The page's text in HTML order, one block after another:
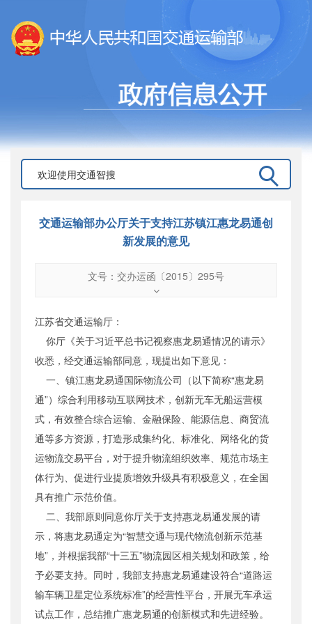
交通运输部办公厅关于支持江苏镇江惠龙易通创
新发展的意见
文号：交办运函〔2015〕295号
交办运函〔2015〕295号
公开日期：2015年07月27日
主题词：
创新发展;意见
机构分类：运输服务司
主题分类：其他
公文类型：部办公厅函
江苏省交通运输厅：
你厅《关于习近平总书记视察惠龙易通情况的请示》
收悉，经交通运输部同意，现提出如下意见：
一、镇江惠龙易通国际物流公司（以下简称“惠龙易
通”）综合利用移动互联网技术，创新无车无船运营模
式，有效整合综合运输、金融保险、能源信息、商贸流
通等多方资源，打造形成集约化、标准化、网络化的货
运物流交易平台，对于提升物流组织效率、规范市场主
体行为、促进行业提质增效升级具有积极意义，在全国
具有推广示范价值。
二、我部原则同意你厅关于支持惠龙易通发展的请
示，将惠龙易通定为“智慧交通与现代物流创新示范基
地”，并根据我部“十三五”物流园区相关规划和政策，给
予必要支持。同时，我部支持惠龙易通建设符合“道路运
输车辆卫星定位系统标准”的经营性平台，开展无车承运
试点工作，总结推广惠龙易通的创新模式和先进经验。